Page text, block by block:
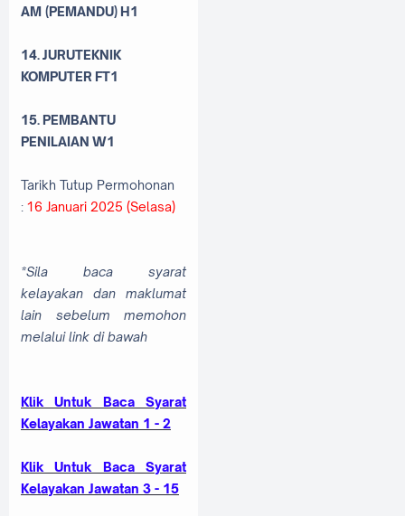
AM (PEMANDU) H1
14.JURUTEKNIK
KOMPUTER FT1
15. PEMBANTU
PENILAIAN W1
Tarikh Tutup Permohonan
: 16 Januari 2025 (Selasa)
*Sila baca syarat
kelayakan dan maklumat
lain sebelum memohon
melalui link di bawah
Klik Untuk Baca Syarat
Kelayakan Jawatan 1 - 2
Klik Untuk Baca Syarat
Kelayakan Jawatan 3 - 15